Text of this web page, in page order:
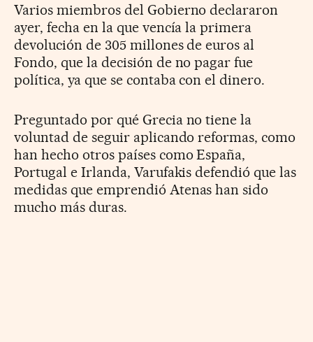
Varios miembros del Gobierno declararon
ayer, fecha en la que vencía la primera
devolución de 305 millones de euros al
Fondo, que la decisión de no pagar fue
política, ya que se contaba con el dinero.
Preguntado por qué Grecia no tiene la
voluntad de seguir aplicando reformas, como
han hecho otros países como España,
Portugal e Irlanda, Varufakis defendió que las
medidas que emprendió Atenas han sido
mucho más duras.